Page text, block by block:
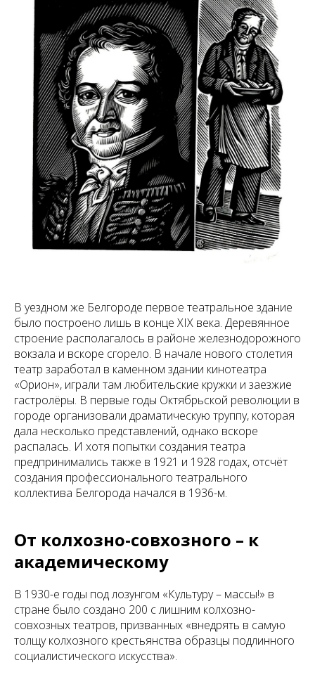
В уездном же Белгороде первое театральное здание
было построено лишь в конце XIX века. Деревянное
строение располагалось в районе железнодорожного
вокзала и вскоре сгорело. В начале нового столетия
театр заработал в каменном здании кинотеатра
«Орион», играли там любительские кружки и заезжие
гастролёры. В первые годы Октябрьской революции в
городе организовали драматическую труппу, которая
дала несколько представлений, однако вскоре
распалась. И хотя попытки создания театра
предпринимались также в 1921 и 1928 годах, отсчёт
создания профессионального театрального
коллектива Белгорода начался в 1936-м.
От колхозно-совхозного – к
академическому
В 1930-е годы под лозунгом «Культуру – массы!» в
стране было создано 200 с лишним колхозно-
совхозных театров, призванных «внедрять в самую
толщу колхозного крестьянства образцы подлинного
социалистического искусства».